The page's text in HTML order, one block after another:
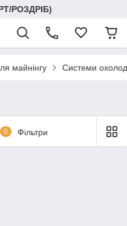
РОЗДРІБ)
майнінгу Системи
0 Фільтри